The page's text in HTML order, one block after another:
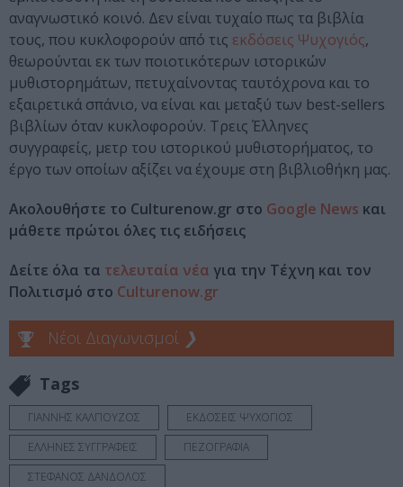
αναγνωστικό κοινό. Δεν είναι τυχαίο πως τα βιβλία
τους, που κυκλοφορούν από τις εκδόσεις Ψυχογιός,
θεωρούνται εκ των ποιοτικότερων ιστορικών
μυθιστορημάτων, πετυχαίνοντας ταυτόχρονα και το
εξαιρετικά σπάνιο, να είναι και μεταξύ των best-sellers
βιβλίων όταν κυκλοφορούν. Τρεις Έλληνες
συγγραφείς, μετρ του ιστορικού μυθιστορήματος, το
έργο των οποίων αξίζει να έχουμε στη βιβλιοθήκη μας.
Ακολουθήστε το Culturenow.gr στο Google News και
μάθετε πρώτοι όλες τις ειδήσεις
Δείτε όλα τα τελευταία νέα για την Τέχνη και τον
Πολιτισμό στο Culturenow.gr
Νέοι Διαγωνισμοί ❯
Tags
ΓΙΑΝΝΗΣ ΚΑΛΠΟΥΖΟΣ
ΕΚΔΟΣΕΙΣ ΨΥΧΟΓΙΟΣ
ΕΛΛΗΝΕΣ ΣΥΓΓΡΑΦΕΙΣ
ΠΕΖΟΓΡΑΦΙΑ
ΣΤΕΦΑΝΟΣ ΔΑΝΔΟΛΟΣ